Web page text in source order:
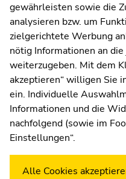
Anfahrt und Kontakt
Kommunikation und
Moodle
UNIGRAZonline
Impressum
Datenschutzerklärung
Cookie-Einstellungen
gewährleisten sowie die
analysieren bzw. um
zielgerichtete Werbung
nötig Informationen an
weiterzugeben. Mit dem
akzeptieren“ willigen Sie
ein. Individuelle
Informationen und die
nachfolgend (sowie im
Einstellungen“.
Alle Cookies